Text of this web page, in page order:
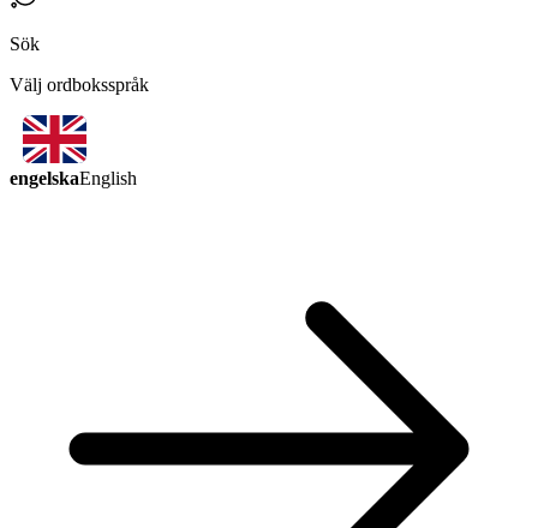
Sök
Välj ordboksspråk
engelskaEnglish